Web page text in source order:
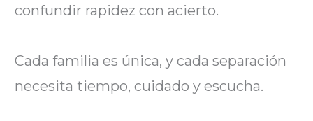
confundir rapidez con acierto.
Cada familia es única, y cada separación
necesita tiempo, cuidado y escucha.